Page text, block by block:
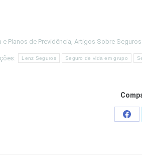
Planos de Previdência, Artigos Sobre
Lenz Seguros Seguro de vida em grupo